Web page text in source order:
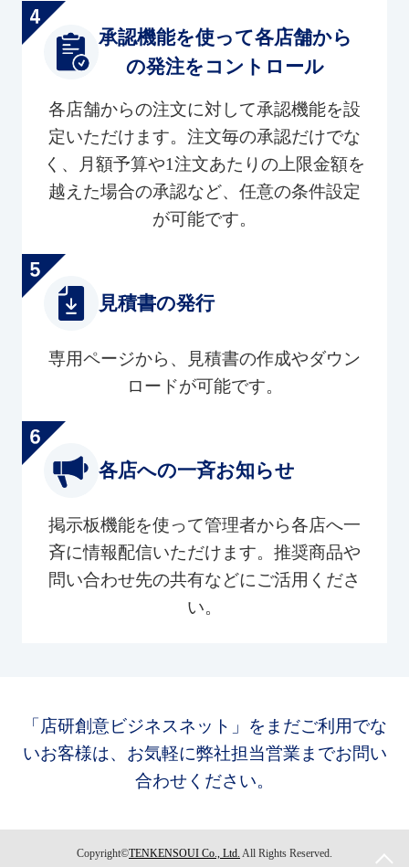
承認機能を使って各店舗から
の発注をコントロール
各店舗からの注文に対して承認機能を設
定いただけます。注文毎の承認だけでな
く、月額予算や1注文あたりの上限金額を
越えた場合の承認など、任意の条件設定
が可能です。
見積書の発行
専用ページから、見積書の作成やダウン
ロードが可能です。
各店への一斉お知らせ
掲示板機能を使って管理者から各店へ一
斉に情報配信いただけます。推奨商品や
問い合わせ先の共有などにご活用くださ
い。
「店研創意ビジネスネット」をまだご利用でな
いお客様は、お気軽に弊社担当営業までお問い
合わせください。
Copyright©TENKENSOUI Co., Ltd. All Rights Reserved.